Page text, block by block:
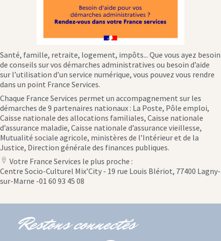
Santé, famille, retraite, logement, impôts... Que vous ayez besoin
de conseils sur vos démarches administratives ou besoin d’aide
sur l’utilisation d’un service numérique, vous pouvez vous rendre
dans un point France Services.
Chaque France Services permet un accompagnement sur les
démarches de 9 partenaires nationaux : La Poste, Pôle emploi,
Caisse nationale des allocations familiales, Caisse nationale
d’assurance maladie, Caisse nationale d’assurance vieillesse,
Mutualité sociale agricole, ministères de l’Intérieur et de la
Justice, Direction générale des finances publiques.
location
icon
Votre France Services le plus proche :
Centre Socio-Culturel Mix’City - 19 rue Louis Blériot, 77400 Lagny-
sur-Marne -01 60 93 45 08
Restons connectés